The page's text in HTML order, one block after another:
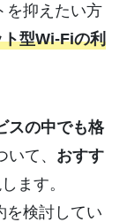
を抑えたい方
型Wi-Fiの利
スの中でも格
いて、 おすす
ます。
を検討してい